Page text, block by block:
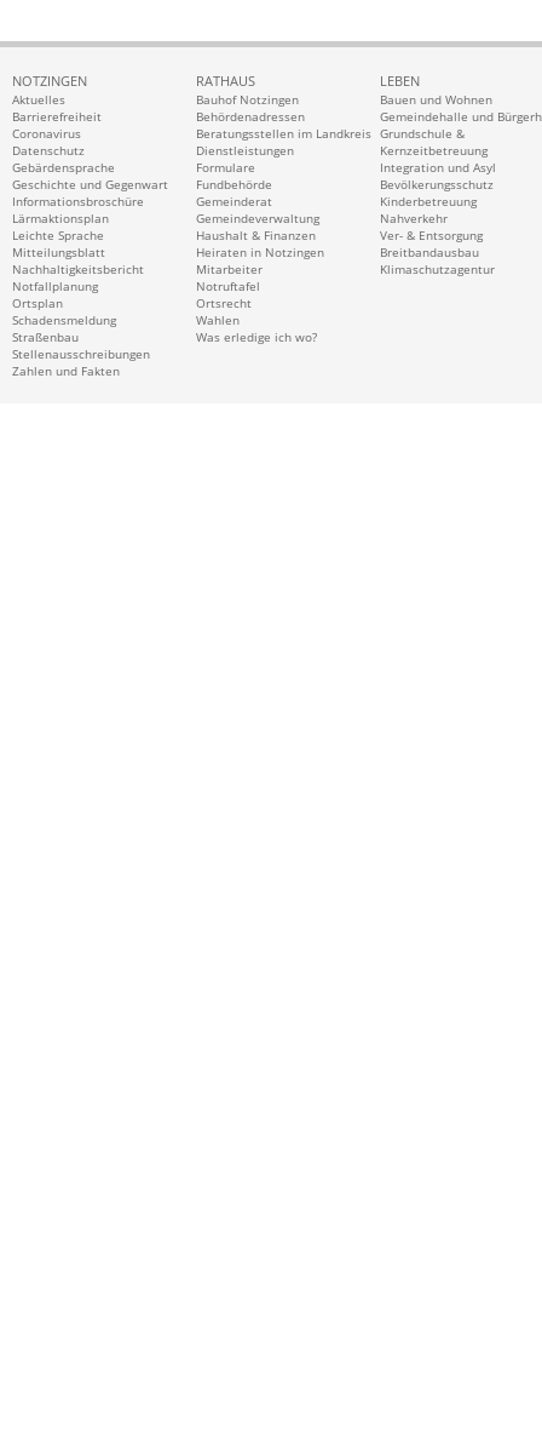
NOTZINGEN
Aktuelles
Barrierefreiheit
Coronavirus
Datenschutz
Gebärdensprache
Geschichte und Gegenwart
Informationsbroschüre
Lärmaktionsplan
Leichte Sprache
Mitteilungsblatt
Nachhaltigkeitsbericht
Notfallplanung
Ortsplan
Schadensmeldung
Straßenbau
Stellenausschreibungen
Zahlen und Fakten
RATHAUS
Bauhof Notzingen
Behördenadressen
Beratungsstellen im Landkreis
Dienstleistungen
Formulare
Fundbehörde
Gemeinderat
Gemeindeverwaltung
Haushalt & Finanzen
Heiraten in Notzingen
Mitarbeiter
Notruftafel
Ortsrecht
Wahlen
Was erledige ich wo?
LEBEN
Bauen und Wohnen
Gemeindehalle und
Grundschule &
Kernzeitbetreuung
Integration und Asyl
Bevölkerungsschutz
Kinderbetreuung
Nahverkehr
Ver- & Entsorgung
Breitbandausbau
Klimaschutzagentur